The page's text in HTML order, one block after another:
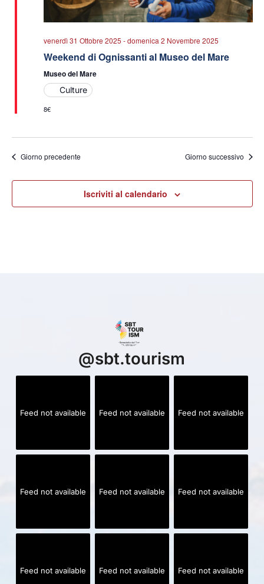
venerdì 31 Ottobre 2025 -domenica 2 Novembre 2025
Weekend di Ognissanti al Museo del Mare
Museo del Mare
Culture
8€
Giorno precedente Giorno successivo
Iscriviti al calendario
@sbt.tourism
Feed not available Feed not available Feed not available
Feed not available Feed not available Feed not available
Feed not available Feed not available Feed not available